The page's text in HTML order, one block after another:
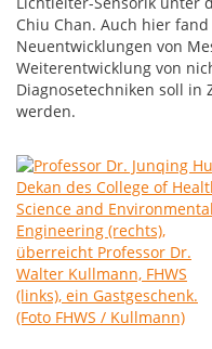
Chiu Chan. Auch hier
Neuentwicklungen von
Weiterentwicklung von
Diagnosetechniken soll in
werden.